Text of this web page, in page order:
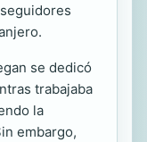
se dedicó
trabajaba
la
embargo,